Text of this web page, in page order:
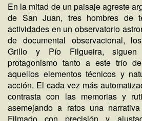
En la mitad de un paisaje agreste
de San Juan, tres hombres de
actividades en un observatorio
de documental observacional,
Grillo y Pío Filgueira,
protagonismo tanto a este trío
aquellos elementos técnicos y
acción. El cada vez más
contrasta con las memorias y
asemejando a ratos una